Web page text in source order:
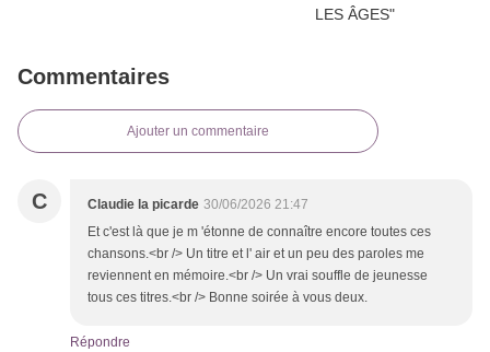
Commentaires
Ajouter un commentaire
C Claudie la picarde 30/06/2026 21:47
Et c'est là que je m 'étonne de connaître encore toutes ces
chansons.<br /> Un titre et l' air et un peu des paroles me
reviennent en mémoire.<br /> Un vrai souffle de jeunesse
tous ces titres.<br /> Bonne soirée à vous deux.
Répondre